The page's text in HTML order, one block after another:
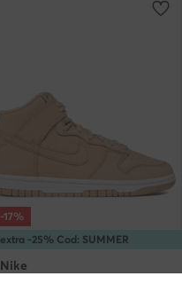
extra -25% Cod: SUMMER
-17%
Nike